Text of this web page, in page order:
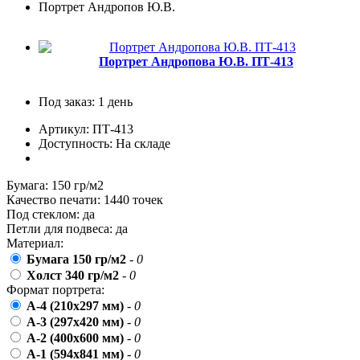
пожилых людей
19 октября, День Отца
Российской Федерации
Хэллоуин
7 ноября, День проведения военного
парада на Красной площади
7 ноября, День Октябрьской
революции
10 ноября, День сотрудника органов
внутренних дел РФ
13 ноября, День Войск РХБЗ
19 ноября, День Ракетных Войск и
Артиллерии
Портрет Андропов Ю.В.
Портрет Андропова Ю.В. ПТ-413
Под заказ: 1 день
Артикул: ПТ-413
Доступность: На складе
Бумага: 150 гр/м2
Качество печати: 1440 точек
Под стеклом: да
Петли для подвеса: да
Материал:
Бумага 150 гр/м2 - 0
Холст 340 гр/м2 - 0
Формат портрета:
А-4 (210x297 мм) - 0
А-3 (297x420 мм) - 0
А-2 (400x600 мм) - 0
А-1 (594x841 мм) - 0